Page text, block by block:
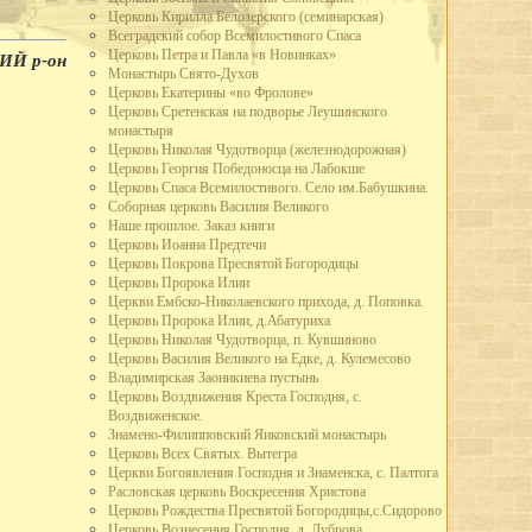
здание школы ФЗУ. Начато сооружение 70-метровой трубы и
производство автолесовоза А-51-12 в 73 л.с., вместо 40 у старых
час, вместо 25 у предыдущих. Это самый быстроходный и мощный
Германии рабочие и служащие промышленных предприятий города
плана. Лучшим предприятием города по выполнению плана
Красное знамя горкома ВКП(б) и горисполкома.
в судоремонтных мастерских, на ВПВРЗ состоялись воскресники.
потребления кухонных плит, ведер, кастрюль расширен цех
заводе освоено производство гвоздей, посуды из жести.
место во Всесоюзном социалистическом соревновании и получил
драматического театра.
Парковой - на месте древнего городища.
Германом Лебедевым, присвоено звание коммунистической.
по городу на основании нового закона о пенсионном
творчества, Союз советских композиторов и Вологодское
частушечников. В Вологду съехались исполнители частушек
и Вологодской областей. В работе семинара
большой знаток частушек поэт В.Ф. Боков, хореограф А.И.
драматического театра в Коми АССР.
Северной железной дороги.
плотины через реку Вологду (река перекрыта 30 октября).
Церковь Кирилла Белозерского (семинарская)
Всеградский собор Всемилостивого Спаса
Церковь Петра и Павла «в Новинках»
Монастырь Свято-Духов
Церковь Екатерины «во Фролове»
Церковь Cретенская на подворье Леушинского
монастыря
Церковь Николая Чудотворца (железнодорожная)
Церковь Георгия Победоносца на Лабокше
Церковь Спаса Всемилостивого. Cело им.Бабушкина.
Соборная церковь Василия Великого
Наше прошлое. Заказ книги
Церковь Иоанна Предтечи
Церковь Покрова Пресвятой Богородицы
Церковь Пророка Илии
Церкви Ембско-Николаевского прихода, д. Поповка.
Церковь Пророка Илии, д.Абатуриха
Церковь Николая Чудотворца, п. Кувшиново
Церковь Василия Великого на Едке, д. Кулемесово
Владимирская Заоникиева пустынь
Церковь Воздвижения Креста Господня, с.
Воздвиженское.
Знамено-Филипповский Яиковский монастырь
Церковь Всех Святых. Вытегра
Церкви Богоявления Господня и Знаменска, с. Палтога
Расловская церковь Воскресения Христова
Церковь Рождества Пресвятой Богородицы,с.Сидорово
р-он